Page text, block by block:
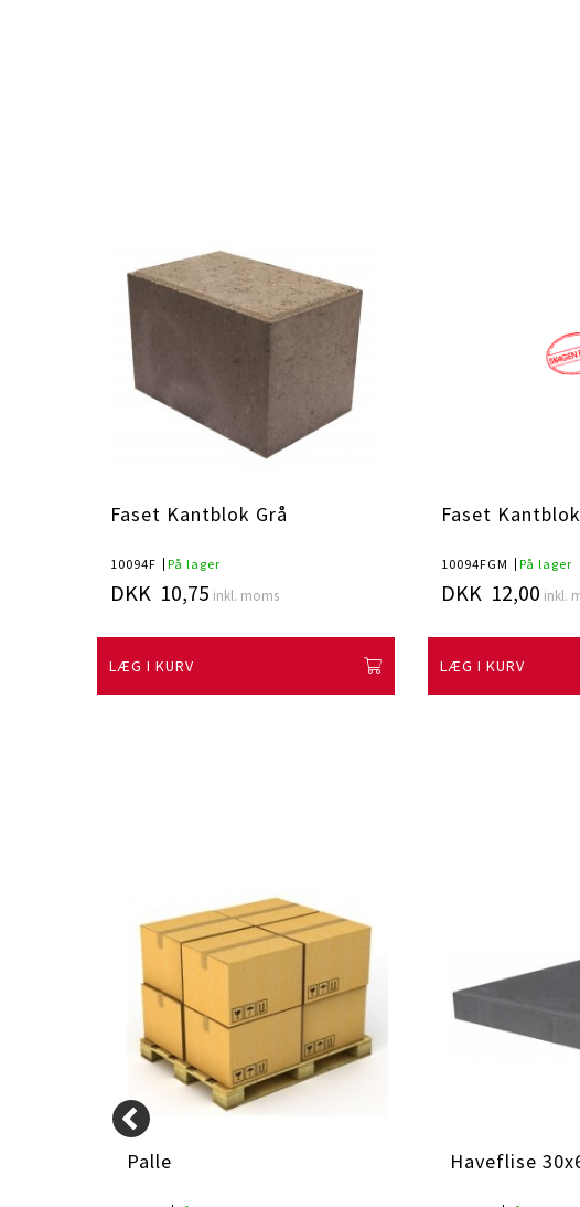
Faset Kantblok Grå
10094F På lager
DKK 10,75 inkl. moms
LÆG I KURV
Faset
10094FGM På lager
DKK 12,00 inkl.
LÆG I KURV
Palle Haveflise